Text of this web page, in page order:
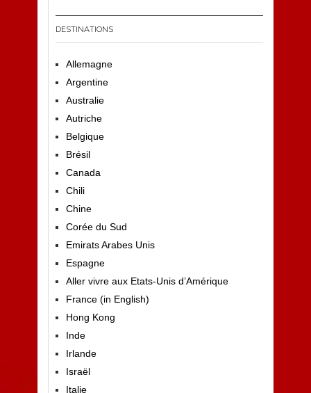
DESTINATIONS
Allemagne
Argentine
Australie
Autriche
Belgique
Brésil
Canada
Chili
Chine
Corée du Sud
Emirats Arabes Unis
Espagne
Aller vivre aux Etats-Unis d’Amérique
France (in English)
Hong Kong
Inde
Irlande
Israël
Italie